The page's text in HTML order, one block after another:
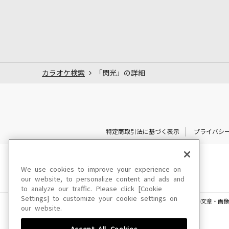
カラオケ検索 「閃光」の詳細
特定商取引法に基づく表示 プライバシ
このサイトに掲載されている一切の文章・画
We use cookies to improve your experience on
our website, to personalize content and ads and
to analyze our traffic. Please click [Cookie
Settings] to customize your cookie settings on
our website.